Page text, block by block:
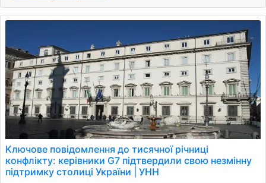
Ключове повідомлення до тисячної річниці
конфлікту: керівники G7 підтвердили свою незмінну
підтримку столиці України | УНН